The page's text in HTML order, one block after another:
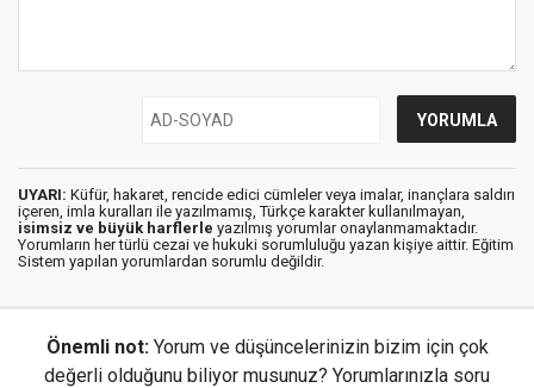
UYARI: Küfür, hakaret, rencide edici cümleler veya imalar, inançlara saldırı
içeren, imla kuralları ile yazılmamış, Türkçe karakter kullanılmayan,
isimsiz ve büyük harflerle yazılmış yorumlar onaylanmamaktadır.
Yorumların her türlü cezai ve hukuki sorumluluğu yazan kişiye aittir. Eğitim
Sistem yapılan yorumlardan sorumlu değildir.
Önemli not: Yorum ve düşüncelerinizin bizim için çok
değerli olduğunu biliyor musunuz? Yorumlarınızla soru